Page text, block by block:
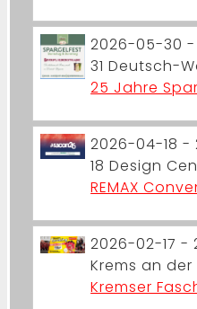
2026-05-30
31 Deutsch-
25 Jahre
2026-04-18 -
18 Design
REMAX
2026-02-17 -
Krems an
Kremser